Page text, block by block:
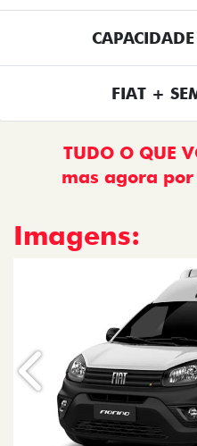
FIAT +
TUDO O QUE
mas agora
Imagens:
Anterior